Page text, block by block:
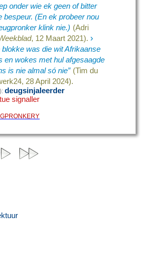
onder wie ek geen of bitter
bespeur. (En ek probeer nou
klink nie.) (Adri
, 12 Maart 2021). ›
blokke was die wit Afrikaanse
en wokes met hul afgesaagde
is nie almal só nie” (Tim du
28 April 2024).
deugsinjaleerder
signaller